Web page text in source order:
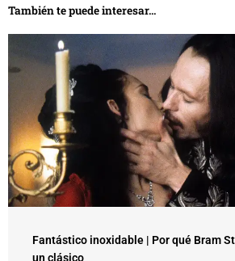
También te puede interesar...
Fantástico inoxidable | Por qué Bram
un clásico